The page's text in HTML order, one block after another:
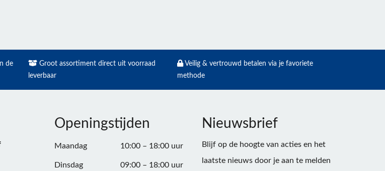
de
Groot assortiment direct uit voorraad
leverbaar
Veilig & vertrouwd betalen via je favoriete
methode
Openingstijden
Maandag 10:00 – 18:00 uur
Dinsdag 09:00 – 18:00 uur
Nieuwsbrief
Blijf op de hoogte van acties en het
laatste nieuws door je aan te melden